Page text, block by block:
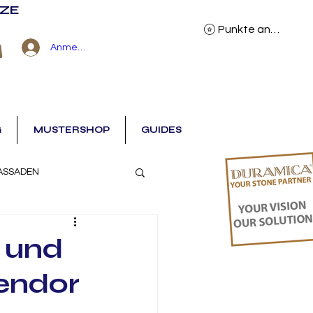
Anmelden
MUSTERSHOP GUIDES